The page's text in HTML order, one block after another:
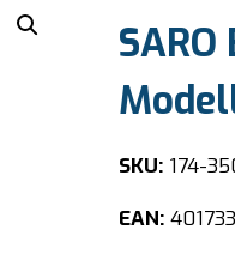
SKU:174-
EAN: